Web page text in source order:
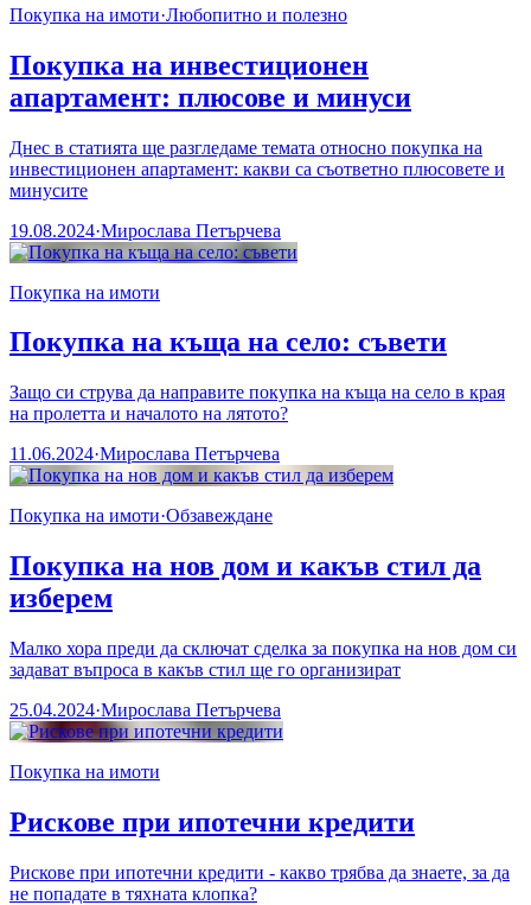
Покупка на имоти·Любопитно и полезно
Покупка на инвестиционен
апартамент: плюсове и минуси
Днес в статията ще разгледаме темата относно покупка на
инвестиционен апартамент: какви са съответно плюсовете и
минуситe
19.08.2024·Мирослава Петърчева
Покупка на имоти
Покупка на къща на село: съвети
Защо си струва да направите покупка на къща на село в края
на пролетта и началото на лятото?
11.06.2024·Мирослава Петърчева
Покупка на имоти·Обзавеждане
Покупка на нов дом и какъв стил да
изберем
Малко хора преди да сключат сделка за покупка на нов дом си
задават въпроса в какъв стил ще го организират
25.04.2024·Мирослава Петърчева
Покупка на имоти
Рискове при ипотечни кредити
Рискове при ипотечни кредити - какво трябва да знаете, за да
не попадате в тяхната клопка?